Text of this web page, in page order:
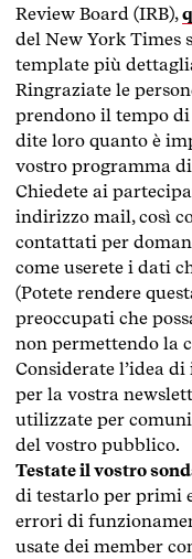
Review Board (IRB),
del New York Times
template più
Ringraziate le
prendono il tempo
dite loro quanto è
vostro programma
Chiedete ai
indirizzo mail, così
contattati per
come userete i dati
(Potete rendere
preoccupati che
non permettendo la
Considerate l’idea
per la vostra
utilizzate per
del vostro pubblico.
Testate il vostro
di testarlo per primi
errori di
usate dei member